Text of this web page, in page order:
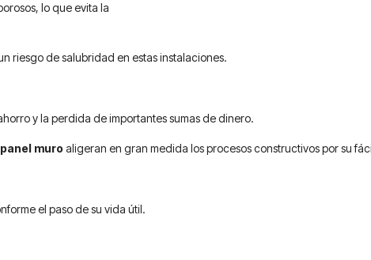
lo que evita la
riesgo de salubridad en estas instalaciones.
y la perdida de importantes sumas de dinero.
muro aligeran en gran medida los procesos constructivos por su
el paso de su vida útil.